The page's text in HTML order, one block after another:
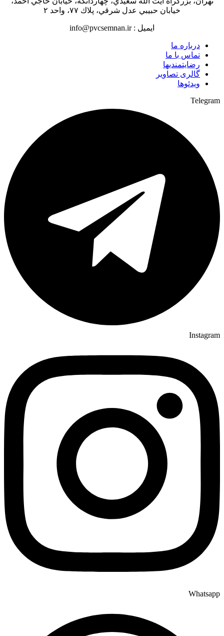
خیابان حبيبي عدل شرقي، پلاك ٧٧، واحد ٢
ایمیل : info@pvcsemnan.ir
درباره ما
تماس با ما
رضایتمندیها
گالری تصاویر
ویدئوها
Telegram
Instagram
Whatsapp